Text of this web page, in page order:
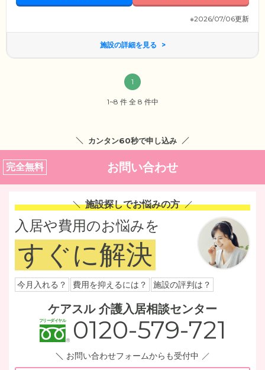
※2026/07/06更新
施設の詳細を見る
1
1~8 件 全 8 件中
カンタン60秒で申し込み
完全無料 お問い合わせ
施設探しでお悩みの方
入居や費用のお悩みを
すぐに解決
今月入れる？ 費用を抑えるには？ 施設の評判は？
ケアスル 介護入居相談センター
0120-579-721
お問い合わせフォームからも受付中